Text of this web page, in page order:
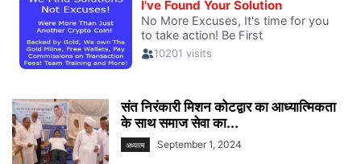
संत निरंकारी मिशन कोटद्वार का आध्यात्मिकता
के साथ समाज सेवा का...
अध्यात्म September 1, 2024